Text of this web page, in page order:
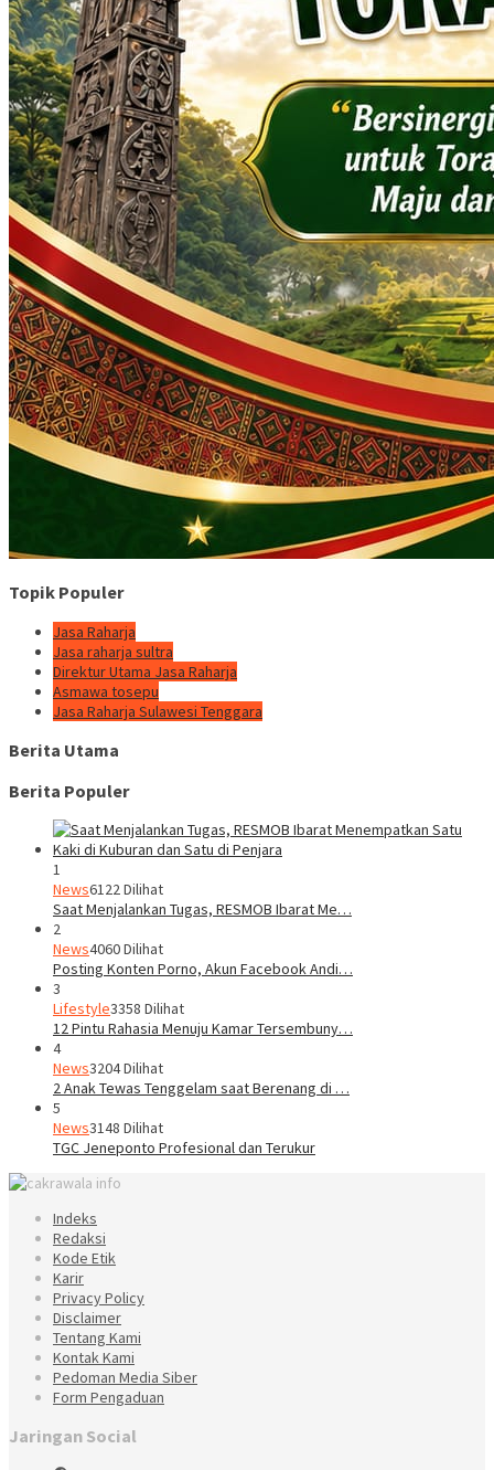
Topik Populer
Jasa Raharja
Jasa raharja sultra
Direktur Utama Jasa Raharja
Asmawa tosepu
Jasa Raharja Sulawesi Tenggara
Berita Utama
Berita Populer
1
News6122 Dilihat
Saat Menjalankan Tugas, RESMOB Ibarat Me…
2
News4060 Dilihat
Posting Konten Porno, Akun Facebook Andi…
3
Lifestyle3358 Dilihat
12 Pintu Rahasia Menuju Kamar Tersembuny…
4
News3204 Dilihat
2 Anak Tewas Tenggelam saat Berenang di …
5
News3148 Dilihat
TGC Jeneponto Profesional dan Terukur
Indeks
Redaksi
Kode Etik
Karir
Privacy Policy
Disclaimer
Tentang Kami
Kontak Kami
Pedoman Media Siber
Form Pengaduan
Jaringan Social